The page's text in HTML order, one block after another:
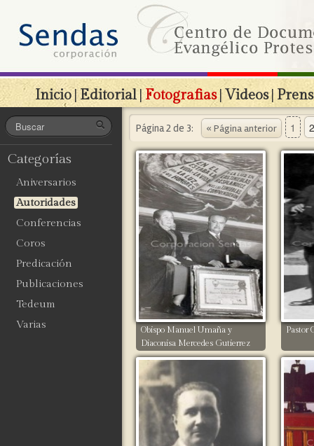
Inicio Editorial Fotografias |Videos|
Categorías
Aniversarios
Autoridades
Conferencias
Coros
Predicación
Publicaciones
Tedeum
Varias
Página 2 de 3: « Página anterior 1
Obispo Manuel Umaña y
Diaconisa Mercedes Gutierrez
Pastor